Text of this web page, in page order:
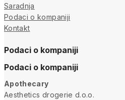
Saradnja
Podaci o kompaniji
Kontakt
Podaci o kompaniji
Podaci o kompaniji
Apothecary
Aesthetics drogerie d.o.o.